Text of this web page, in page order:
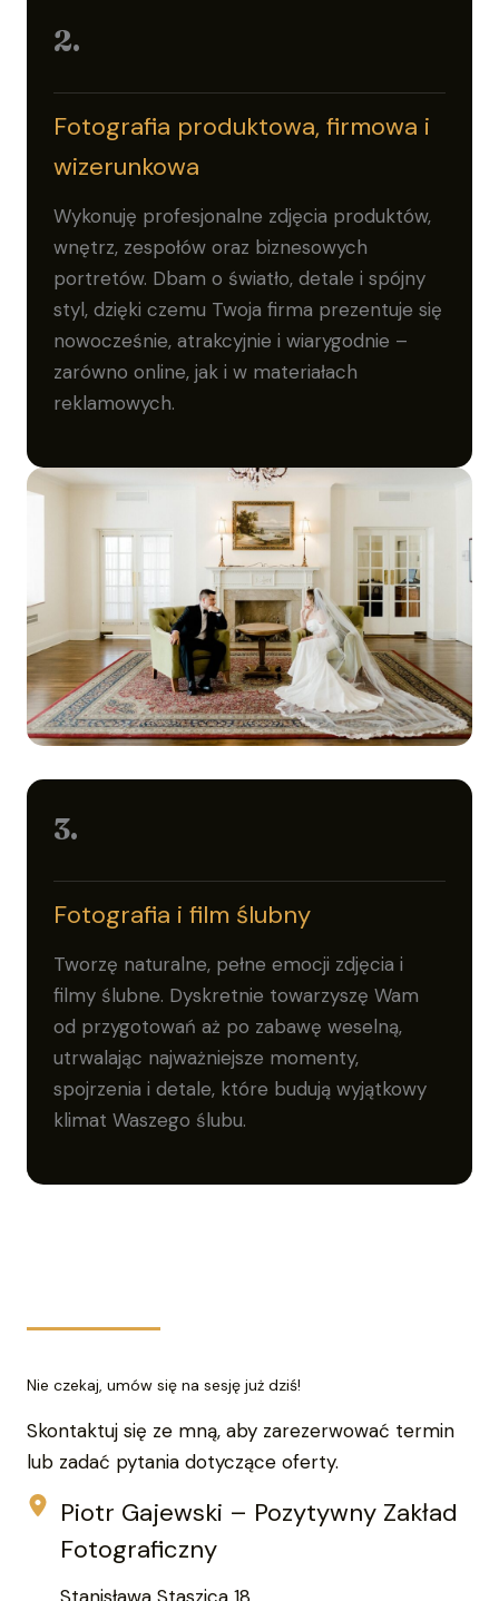
2.
Fotografia produktowa, firmowa i
wizerunkowa
Wykonuję profesjonalne zdjęcia produktów,
wnętrz, zespołów oraz biznesowych
portretów. Dbam o światło, detale i spójny
styl, dzięki czemu Twoja firma prezentuje się
nowocześnie, atrakcyjnie i wiarygodnie –
zarówno online, jak i w materiałach
reklamowych.
3.
Fotografia i film ślubny
Tworzę naturalne, pełne emocji zdjęcia i
filmy ślubne. Dyskretnie towarzyszę Wam
od przygotowań aż po zabawę weselną,
utrwalając najważniejsze momenty,
spojrzenia i detale, które budują wyjątkowy
klimat Waszego ślubu.
Nie czekaj, umów się na sesję już dziś!
Skontaktuj się ze mną, aby zarezerwować termin
lub zadać pytania dotyczące oferty.
Piotr Gajewski – Pozytywny Zakład
Fotograficzny
Stanisława Staszica 18